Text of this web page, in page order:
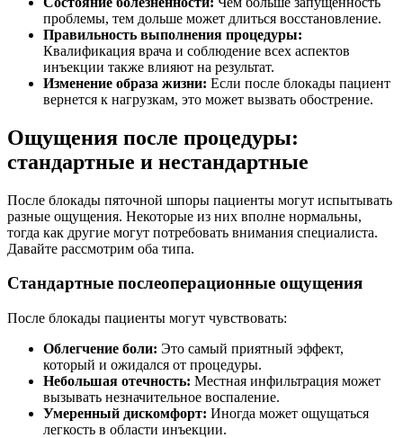
проблемы, тем дольше может длиться восстановление.
Правильность выполнения процедуры:
Квалификация врача и соблюдение всех аспектов
инъекции также влияют на результат.
Изменение образа жизни: Если после блокады пациент
вернется к нагрузкам, это может вызвать обострение.
Ощущения после процедуры:
стандартные и нестандартные
После блокады пяточной шпоры пациенты могут испытывать
разные ощущения. Некоторые из них вполне нормальны,
тогда как другие могут потребовать внимания специалиста.
Давайте рассмотрим оба типа.
Стандартные послеоперационные ощущения
После блокады пациенты могут чувствовать:
Облегчение боли: Это самый приятный эффект,
который и ожидался от процедуры.
Небольшая отечность: Местная инфильтрация может
вызывать незначительное воспаление.
Умеренный дискомфорт: Иногда может ощущаться
легкость в области инъекции.